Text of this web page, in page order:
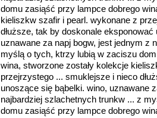
domu zasiąść przy lampce dobrego
kieliszkw szafir i pearl. wykonane z
dłuższe, tak by doskonale
uznawane za napj bogw, jest jednym z
myślą o tych, ktrzy lubią w zaciszu
wina, stworzone zostały kolekcje
przejrzystego ... smuklejsze i nieco
unoszące się bąbelki. wino, uznawane
najbardziej szlachetnych trunkw ... z
domu zasiąść przy lampce dobrego